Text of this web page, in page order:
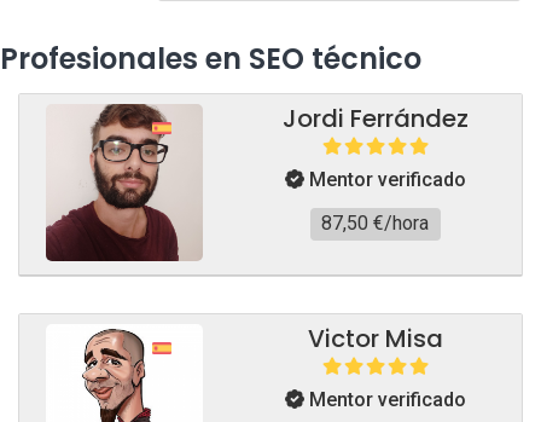
Profesionales en SEO técnico
Jordi Ferrández
Mentor verificado
87,50 €/hora
Victor Misa
Mentor verificado